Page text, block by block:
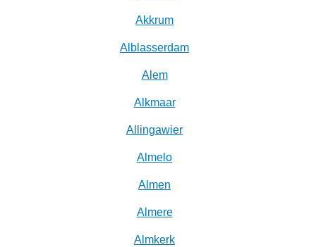
Akkrum
Alblasserdam
Alem
Alkmaar
Allingawier
Almelo
Almen
Almere
Almkerk